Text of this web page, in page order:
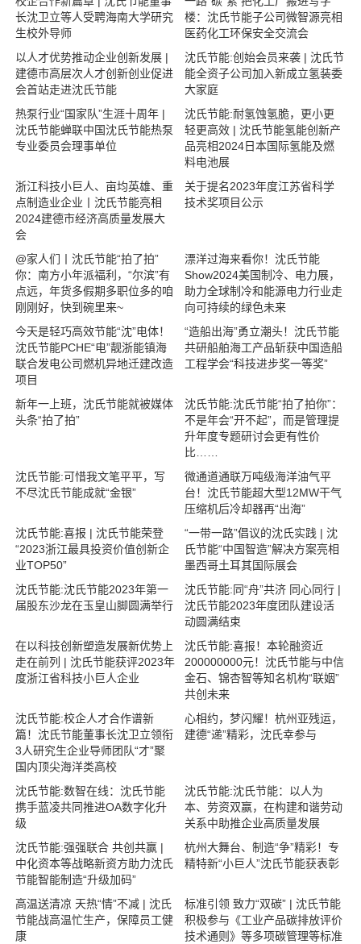
长沈卫立等人受聘海南大学研究
生校外导师
楼：沈氏节能子公司微智源亮相
医药化工环保安全交流会
以人才优势推动企业创新发展 |
建德市高层次人才创新创业促进
会首站走进沈氏节能
沈氏节能:创始会员来袭 | 沈氏节
能全资子公司加入新成立氢装委
大家庭
热泵行业“国家队”生涯十周年 |
沈氏节能蝉联中国沈氏节能热泵
专业委员会理事单位
沈氏节能:耐氢蚀氢脆，更小更
轻更高效 | 沈氏节能氢能创新产
品亮相2024日本国际氢能及燃
料电池展
浙江科技小巨人、亩均英雄、重
点制造业企业丨沈氏节能亮相
2024建德市经济高质量发展大
会
关于提名2023年度江苏省科学
技术奖项目公示
@家人们丨沈氏节能“拍了拍”
你：南方小年派福利，“尔滨”有
点远，年货多假期多职位多的咱
刚刚好，快到碗里来~
漂洋过海来看你！沈氏节能
Show2024美国制冷、电力展，
助力全球制冷和能源电力行业走
向可持续的绿色未来
今天是轻巧高效节能“沈”电体！
沈氏节能PCHE“电”靓浙能镇海
联合发电公司燃机异地迁建改造
项目
“造船出海”勇立潮头！沈氏节能
共研船舶海工产品斩获中国造船
工程学会“科技进步奖一等奖”
新年一上班，沈氏节能就被媒体
头条“拍了拍”
沈氏节能:沈氏节能“拍了拍你”：
不是年会“开不起”，而是管理提
升年度专题研讨会更有性价
比……
沈氏节能:可惜我文笔平平，写
不尽沈氏节能成就“金银”
微通道通联万吨级海洋油气平
台！沈氏节能超大型12MW干气
压缩机后冷却器再“出海”
沈氏节能:喜报 | 沈氏节能荣登
“2023浙江最具投资价值创新企
业TOP50”
“一带一路”倡议的沈氏实践 | 沈
氏节能“中国智造”解决方案亮相
墨西哥土耳其国际展会
沈氏节能:沈氏节能2023年第一
届股东沙龙在玉皇山脚圆满举行
沈氏节能:同“舟”共济 同心同行 |
沈氏节能2023年度团队建设活
动圆满结束
在以科技创新塑造发展新优势上
走在前列 | 沈氏节能获评2023年
度浙江省科技小巨人企业
沈氏节能:喜报！本轮融资近
200000000元！沈氏节能与中信
金石、锦杏智等知名机构“联姻”
共创未来
沈氏节能:校企人才合作谱新
篇！沈氏节能董事长沈卫立领衔
3人研究生企业导师团队“才”聚
国内顶尖海洋类高校
心相约，梦闪耀！杭州亚残运，
建德“递”精彩，沈氏幸参与
沈氏节能:数智在线：沈氏节能
携手蓝凌共同推进OA数字化升
级
沈氏节能:沈氏节能：以人为
本、劳资双赢，在构建和谐劳动
关系中助推企业高质量发展
沈氏节能:强强联合 共创共赢 |
中化资本等战略新资方助力沈氏
节能智能制造“升级加码”
杭州大舞台、制造“争”精彩！专
精特新“小巨人”沈氏节能获表彰
高温送清凉 天热“情”不减 | 沈氏
节能战高温忙生产，保障员工健
康
标准引领 致力“双碳” | 沈氏节能
积极参与《工业产品碳排放评价
技术通则》等多项碳管理等标准